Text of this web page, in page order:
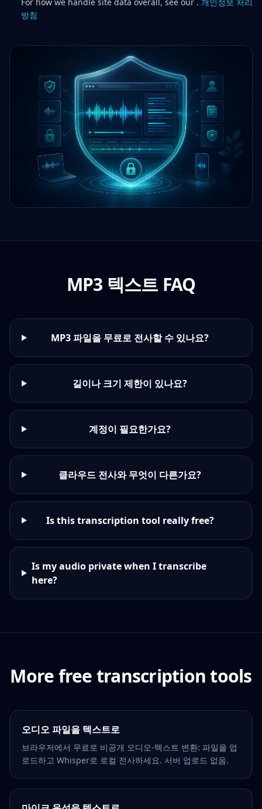
방침
MP3 텍스트 FAQ
MP3 파일을 무료로 전사할 수 있나요?
길이나 크기 제한이 있나요?
계정이 필요한가요?
클라우드 전사와 무엇이 다른가요?
Is this transcription tool really free?
Is my audio private when I transcribe
here?
More free transcription tools
오디오 파일을 텍스트로
브라우저에서 무료로 비공개 오디오-텍스트 변환: 파일을 업
로드하고 Whisper로 로컬 전사하세요. 서버 업로드 없음.